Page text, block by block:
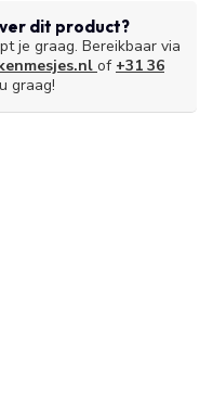
dit product?
je graag. Bereikbaar via
of +31 36
graag!